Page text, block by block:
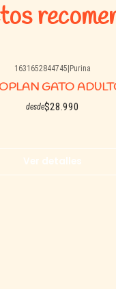
1631652844745 Purina
GATO
desde$28.990
Ver detalles